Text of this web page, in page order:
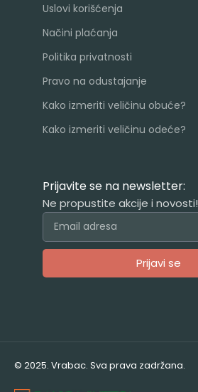
Uslovi korišćenja
Načini plaćanja
Politika privatnosti
Pravo na odustajanje
Kako izmeriti veličinu obuće?
Kako izmeriti veličinu odeće?
Prijavite se na newsletter:
Ne propustite akcije i novosti!
Prijavi se
© 2025. Vrabac. Sva prava zadržana.